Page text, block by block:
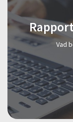
Vad